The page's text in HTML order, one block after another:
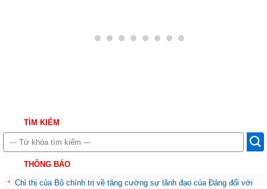
TÌM KIẾM
THÔNG BÁO
Chỉ thị của Bộ chính trị về tăng cường sự lãnh đạo của Đảng đối với